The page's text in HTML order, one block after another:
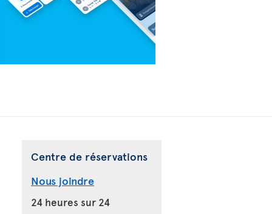
Centre de réservations
Nous joindre
24 heures sur 24